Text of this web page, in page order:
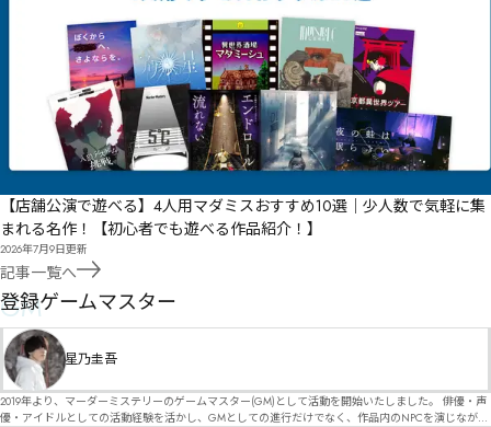
【店舗公演で遊べる】4人用マダミスおすすめ10選｜少人数で気軽に集
まれる名作！【初心者でも遊べる作品紹介！】
2026年7月9日更新
記事一覧へ
GM
登録ゲームマスター
星乃圭吾
2019年より、マーダーミステリーのゲームマスター(GM)として活動を開始いたしました。 俳優・声
優・アイドルとしての活動経験を活かし、GMとしての進行だけでなく、作品内のNPCを演じなが